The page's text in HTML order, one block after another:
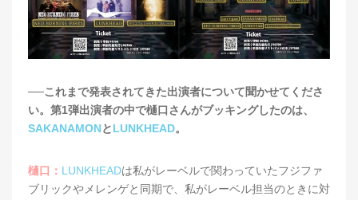
──これまで発表されてきた出演者について聞かせてくださ
い。第1弾出演者の中で樋口さんがブッキングしたのは、
SAKANAMONとLUNKHEAD。
樋口： LUNKHEADは私がレーベルで関わっていたフジファ
ブリックやメレンゲと同期で、私がレーベル担当のときに対